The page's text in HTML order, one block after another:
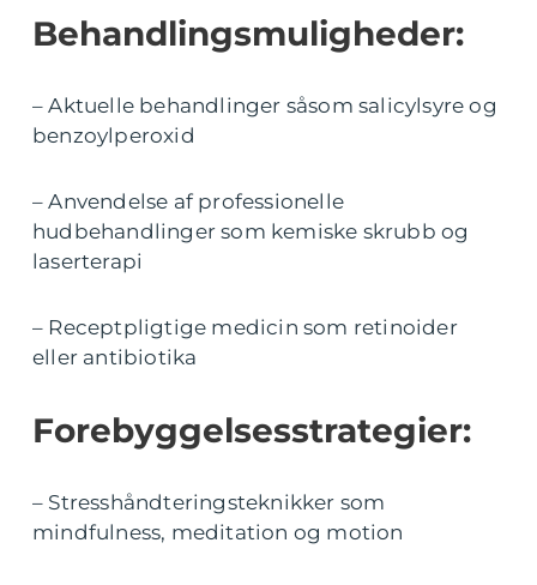
Behandlingsmuligheder:
– Aktuelle behandlinger såsom salicylsyre og
benzoylperoxid
– Anvendelse af professionelle
hudbehandlinger som kemiske skrubb og
laserterapi
– Receptpligtige medicin som retinoider
eller antibiotika
Forebyggelsesstrategier:
– Stresshåndteringsteknikker som
mindfulness, meditation og motion